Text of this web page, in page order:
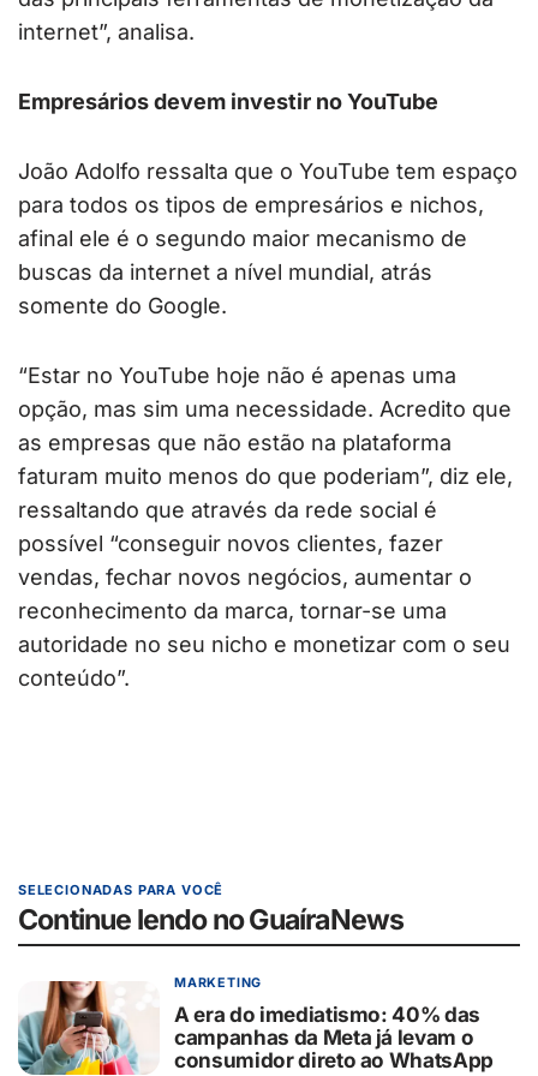
internet”, analisa.
Empresários devem investir no YouTube
João Adolfo ressalta que o YouTube tem espaço
para todos os tipos de empresários e nichos,
afinal ele é o segundo maior mecanismo de
buscas da internet a nível mundial, atrás
somente do Google.
“Estar no YouTube hoje não é apenas uma
opção, mas sim uma necessidade. Acredito que
as empresas que não estão na plataforma
faturam muito menos do que poderiam”, diz ele,
ressaltando que através da rede social é
possível “conseguir novos clientes, fazer
vendas, fechar novos negócios, aumentar o
reconhecimento da marca, tornar-se uma
autoridade no seu nicho e monetizar com o seu
conteúdo”.
SELECIONADAS PARA VOCÊ
Continue lendo no GuaíraNews
MARKETING
A era do imediatismo: 40% das
campanhas da Meta já levam o
consumidor direto ao WhatsApp